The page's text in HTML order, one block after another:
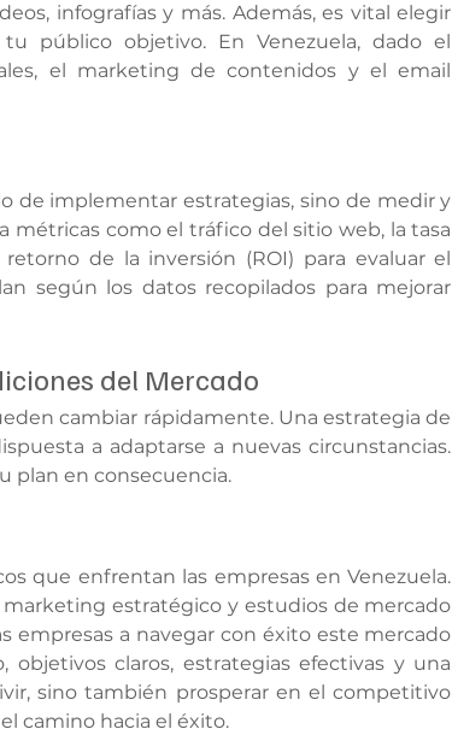
infografías y más. Además, es vital elegir
público objetivo. En Venezuela, dado el
el marketing de contenidos y el email
de implementar estrategias, sino de medir y
métricas como el tráfico del sitio web, la tasa
de la inversión (ROI) para evaluar el
según los datos recopilados para mejorar
del Mercado
cambiar rápidamente. Una estrategia de
a adaptarse a nuevas circunstancias.
plan en consecuencia.
que enfrentan las empresas en Venezuela.
estratégico y estudios de mercado
empresas a navegar con éxito este mercado
claros, estrategias efectivas y una
sino también prosperar en el competitivo
camino hacia el éxito.